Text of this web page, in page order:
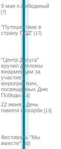
9 мая п.Лебединый
[7]
"Путешествие в
страну ПДД" [17]
"Центр Досуга"
вручил дипломы
юнармейцам за
участие в
мероприятиях,
посвящённых Дню
Победы [14]
22 июня - День
памяти и скорби [13]
Фестиваль "Мы
вместе" [40]